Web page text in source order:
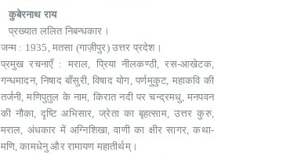
कुबेरनाथ राय
प्रख्यात ललित निबन्धकार।
जन्म : 1935, मतसा (गाज़ीपुर) उत्तर प्रदेश।
प्रमुख रचनाएँ : मराल, प्रिया नीलकण्ठी, रस-आखेटक,
गन्धमादन, निषाद बाँसुरी, विषाद योग, पर्णमुकुट, महाकवि की
तर्जनी, मणिपुतुल के नाम, किरात नदी पर चन्द्रमधु, मनपवन
की नौका, दृष्टि अभिसार, ज्रेता का बृहत्साम, उत्तर कुरु,
मराल, अंधकार में अग्निशिखा, वाणी का क्षीर सागर, कथा-
मणि, कामधेनु और रामायण महातीर्थम्‌।